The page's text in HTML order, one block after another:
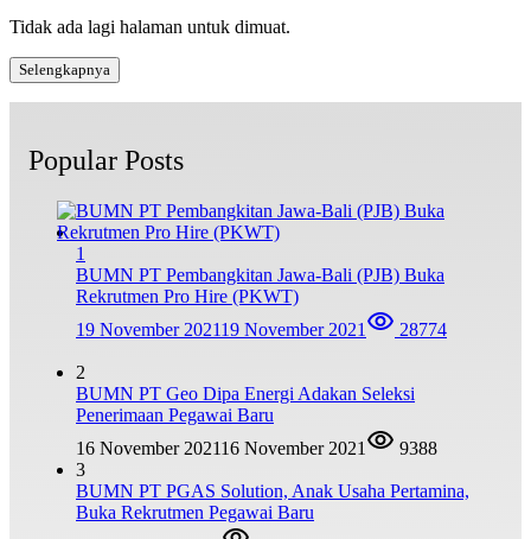
Tidak ada lagi halaman untuk dimuat.
Selengkapnya
Popular Posts
1
BUMN PT Pembangkitan Jawa-Bali (PJB) Buka
Rekrutmen Pro Hire (PKWT)
19 November 202119 November 2021 28774
2
BUMN PT Geo Dipa Energi Adakan Seleksi
Penerimaan Pegawai Baru
16 November 202116 November 2021
9388
3
BUMN PT PGAS Solution, Anak Usaha Pertamina,
Buka Rekrutmen Pegawai Baru